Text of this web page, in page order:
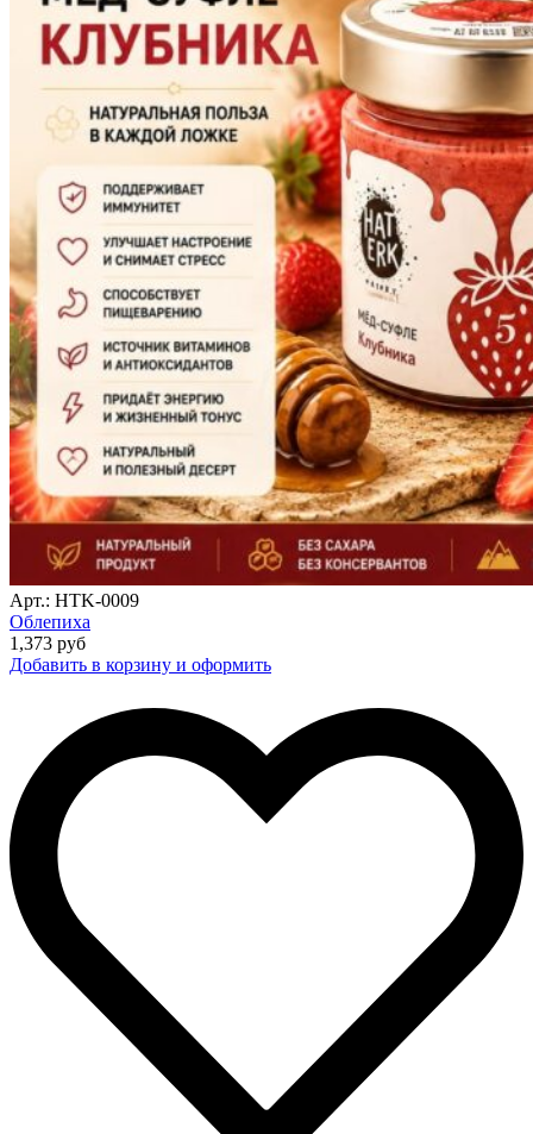
Арт.: HTK-0009
Облепиха
1,373 руб
Добавить в корзину и оформить